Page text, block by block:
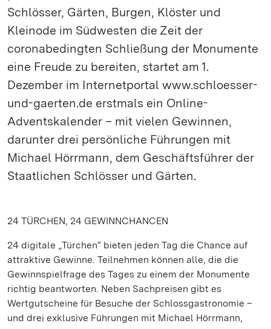
Schlösser, Gärten, Burgen, Klöster und
Kleinode im Südwesten die Zeit der
coronabedingten Schließung der Monumente
eine Freude zu bereiten, startet am 1.
Dezember im Internetportal www.schloesser-
und-gaerten.de erstmals ein Online-
Adventskalender – mit vielen Gewinnen,
darunter drei persönliche Führungen mit
Michael Hörrmann, dem Geschäftsführer der
Staatlichen Schlösser und Gärten.
24 TÜRCHEN, 24 GEWINNCHANCEN
24 digitale „Türchen“ bieten jeden Tag die Chance auf
attraktive Gewinne. Teilnehmen können alle, die die
Gewinnspielfrage des Tages zu einem der Monumente
richtig beantworten. Neben Sachpreisen gibt es
Wertgutscheine für Besuche der Schlossgastronomie –
und drei exklusive Führungen mit Michael Hörrmann,